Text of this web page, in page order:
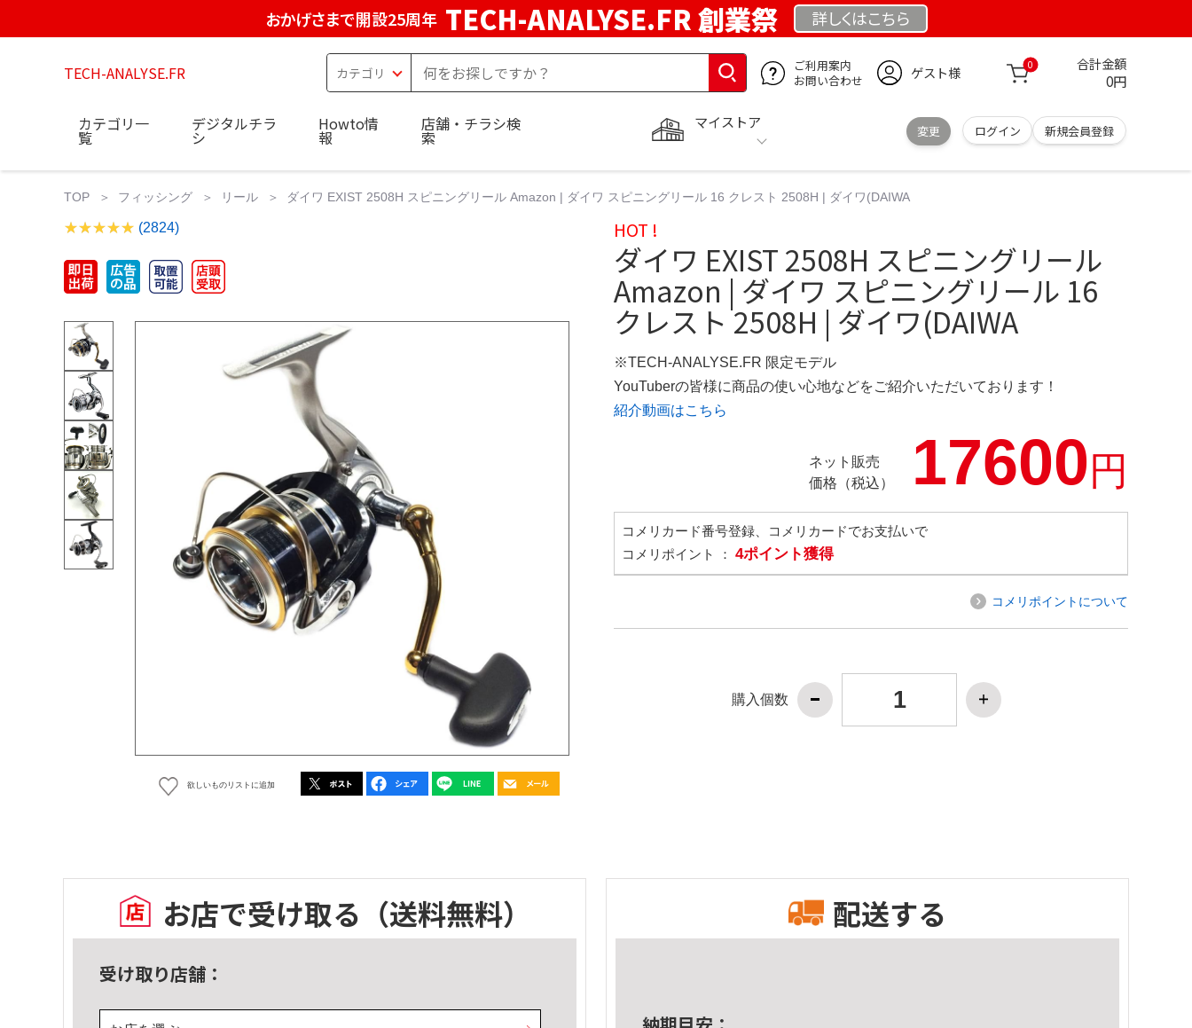
おかげさまで開設25周年 TECH-ANALYSE.FR 創業祭 詳しくはこちら
TECH-ANALYSE.FR
ご利用案内
お問い合わせ
ゲスト様 0 合計金額
0円
マイストア
変更 ログイン 新規会員登録
カテゴリ一
覧
デジタルチラ
シ
Howto情
報
店舗・チラシ検
索
TOP フィッシング リール ダイワ EXIST 2508H スピニングリール Amazon | ダイワ スピニングリール 16 クレスト 2508H | ダイワ(DAIWA
(2824)
欲しいものリストに追加
HOT !
ダイワ EXIST 2508H スピニングリール
Amazon | ダイワ スピニングリール 16
クレスト 2508H | ダイワ(DAIWA
※TECH-ANALYSE.FR 限定モデル
YouTuberの皆様に商品の使い心地などをご紹介いただいております！
紹介動画はこちら
ネット販売
価格（税込）
17600円
コメリカード番号登録、コメリカードでお支払いで
コメリポイント ： 4ポイント獲得
コメリポイントについて
購入個数
お店で受け取る （送料無料）
受け取り店舗：
配送する